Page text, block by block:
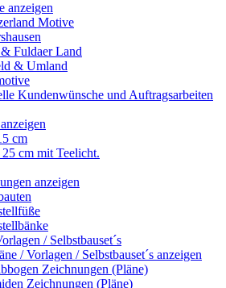
anzeigen
Motive
Fuldaer Land
& Umland
Kundenwünsche und Auftragsarbeiten
cm
25 cm mit Teelicht.
anzeigen
/ Selbstbauset´s
/ Vorlagen / Selbstbauset´s anzeigen
Zeichnungen (Pläne)
Zeichnungen (Pläne)